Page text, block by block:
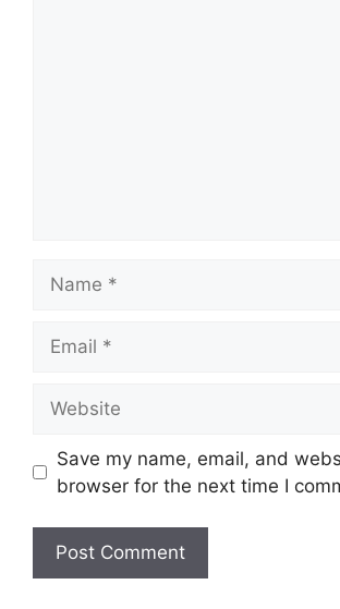
Save my name, email, and
browser for the next time I